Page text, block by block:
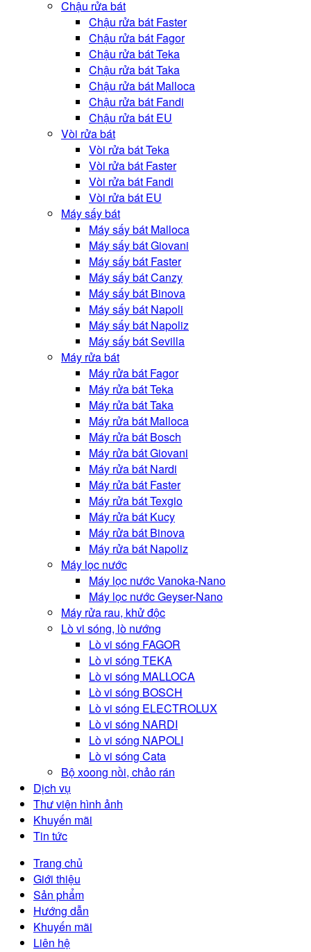
Chậu rửa bát
Chậu rửa bát Faster
Chậu rửa bát Fagor
Chậu rửa bát Teka
Chậu rửa bát Taka
Chậu rửa bát Malloca
Chậu rửa bát Fandi
Chậu rửa bát EU
Vòi rửa bát
Vòi rửa bát Teka
Vòi rửa bát Faster
Vòi rửa bát Fandi
Vòi rửa bát EU
Máy sấy bát
Máy sấy bát Malloca
Máy sấy bát Giovani
Máy sấy bát Faster
Máy sấy bát Canzy
Máy sấy bát Binova
Máy sấy bát Napoli
Máy sấy bát Napoliz
Máy sấy bát Sevilla
Máy rửa bát
Máy rửa bát Fagor
Máy rửa bát Teka
Máy rửa bát Taka
Máy rửa bát Malloca
Máy rửa bát Bosch
Máy rửa bát Giovani
Máy rửa bát Nardi
Máy rửa bát Faster
Máy rửa bát Texgio
Máy rửa bát Kucy
Máy rửa bát Binova
Máy rửa bát Napoliz
Máy lọc nước
Máy lọc nước Vanoka-Nano
Máy lọc nước Geyser-Nano
Máy rửa rau, khử độc
Lò vi sóng, lò nướng
Lò vi sóng FAGOR
Lò vi sóng TEKA
Lò vi sóng MALLOCA
Lò vi sóng BOSCH
Lò vi sóng ELECTROLUX
Lò vi sóng NARDI
Lò vi sóng NAPOLI
Lò vi sóng Cata
Bộ xoong nồi, chảo rán
Dịch vụ
Thư viện hình ảnh
Khuyến mãi
Tin tức
Trang chủ
Giới thiệu
Sản phẩm
Hướng dẫn
Khuyến mãi
Liên hệ